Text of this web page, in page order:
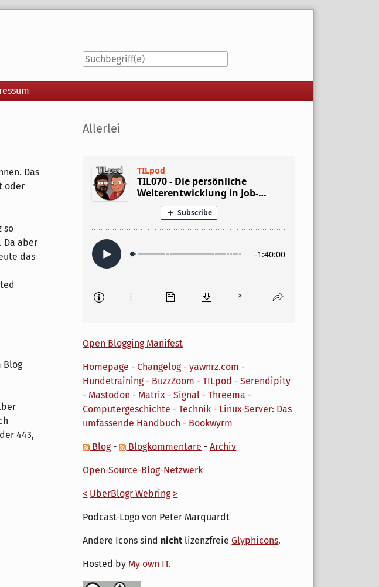
Das
oder
so
Da aber
das
Blog
443,
Seitenleiste
Allerlei
Open Blogging Manifest
Homepage -Changelog-yawnrz.com -
Hundetraining- BuzzZoom -TILpod -Serendipity
- Mastodon - Matrix -Signal -Threema -
Computergeschichte -Technik - Linux-Server: Das
umfassende Handbuch - Bookwyrm
Blog- Blogkommentare -Archiv
Open-Source-Blog-Netzwerk
< UberBlogr Webring >
Podcast-Logo von Peter Marquardt
Andere Icons sind nicht lizenzfreieGlyphicons.
Hosted by My own IT.